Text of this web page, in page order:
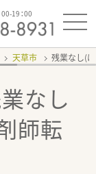
19：00
天草市 残業なし(
なし
師転